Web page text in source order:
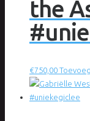
the
€750,00